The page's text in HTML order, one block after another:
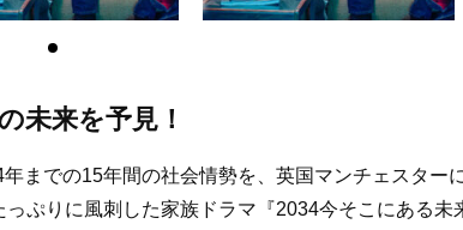
未来を予見！
までの15年間の社会情勢を、英国マンチェスター
ぷりに風刺した家族ドラマ『2034今そこにある未